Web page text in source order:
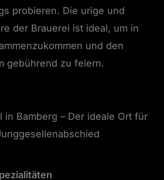
probieren. Die urige und
der Brauerei ist ideal, um in
und den
gebührend zu feiern.